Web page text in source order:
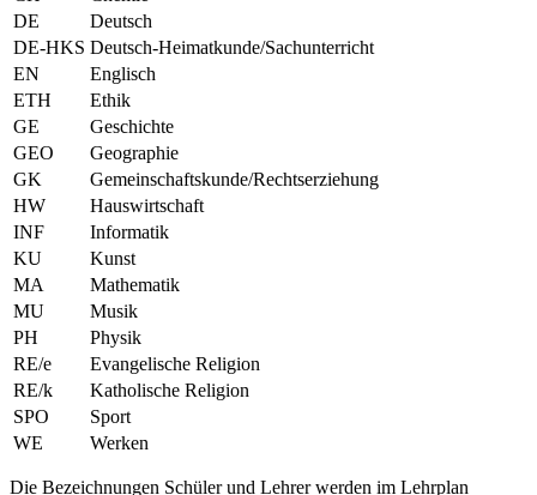
DE
Deutsch
DE-HKS Deutsch-Heimatkunde/Sachunterricht
EN
Englisch
ETH
Ethik
GE
Geschichte
GEO
Geographie
GK
Gemeinschaftskunde/Rechtserziehung
HW
Hauswirtschaft
INF
Informatik
KU
Kunst
MA
Mathematik
MU
Musik
PH
Physik
RE/e
Evangelische Religion
RE/k
Katholische Religion
SPO
Sport
WE
Werken
Die Bezeichnungen Schüler und Lehrer werden im Lehrplan